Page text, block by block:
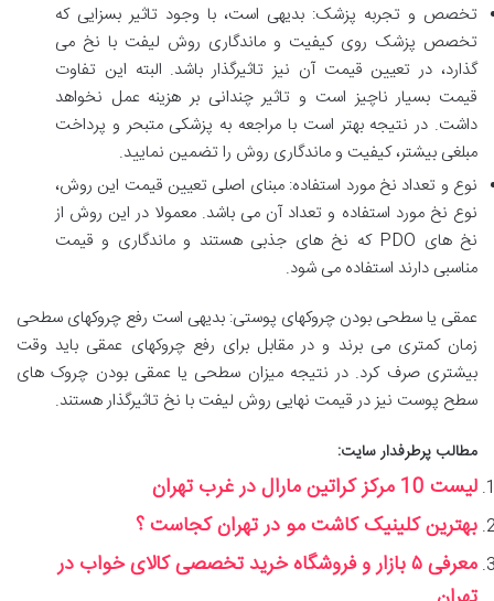
تخصص و تجربه پزشک: بدیهی است، با وجود تاثیر بسزایی که
تخصص پزشک روی کیفیت و ماندگاری روش لیفت با نخ می
گذارد، در تعیین قیمت آن نیز تاثیرگذار باشد. البته این تفاوت
قیمت بسیار ناچیز است و تاثیر چندانی بر هزینه عمل نخواهد
داشت. در نتیجه بهتر است با مراجعه به پزشکی متبحر و پرداخت
مبلغی بیشتر، کیفیت و ماندگاری روش را تضمین نمایید.
نوع و تعداد نخ مورد استفاده: مبنای اصلی تعیین قیمت این روش،
نوع نخ مورد استفاده و تعداد آن می باشد. معمولا در این روش از
نخ های PDO که نخ های جذبی هستند و ماندگاری و قیمت
مناسبی دارند استفاده می شود.
عمقی یا سطحی بودن چروکهای پوستی: بدیهی است رفع چروکهای سطحی
زمان کمتری می برند و در مقابل برای رفع چروکهای عمقی باید وقت
بیشتری صرف کرد. در نتیجه میزان سطحی یا عمقی بودن چروک های
سطح پوست نیز در قیمت نهایی روش لیفت با نخ تاثیرگذار هستند.
مطالب پرطرفدار سایت:
لیست 10 مرکز کراتین مارال در غرب تهران
بهترین کلینیک کاشت مو در تهران کجاست ؟
معرفی ۵ بازار و فروشگاه خرید تخصصی کالای خواب در